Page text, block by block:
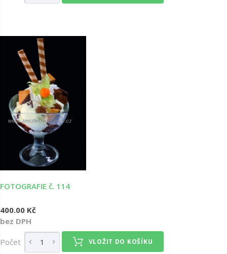
FOTOGRAFIE č. 114
400.00 Kč
bez DPH
Počet VLOŽIT DO KOŠÍKU